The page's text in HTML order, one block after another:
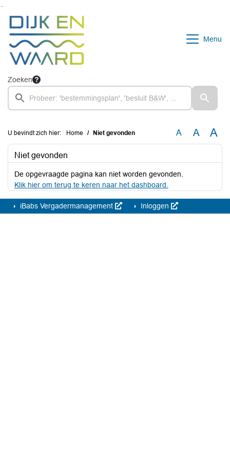
Menu
Zoeken
U bevindt zich hier: Home Niet gevonden A A A
Niet gevonden
De opgevraagde pagina kan niet worden gevonden.
Klik hier om terug te keren naar het dashboard.
iBabs Vergadermanagement Inloggen